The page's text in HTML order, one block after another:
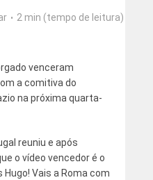
2 min (tempo de leitura)
venceram
a comitiva do
na próxima quarta-
reuniu e após
o vídeo vencedor é o
Hugo! Vais a Roma com